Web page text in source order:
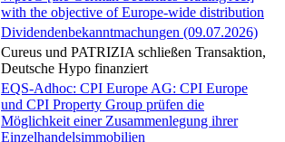
with the objective of Europe-wide distribution
Dividendenbekanntmachungen (09.07.2026)
Cureus und PATRIZIA schließen Transaktion,
Deutsche Hypo finanziert
EQS-Adhoc: CPI Europe AG: CPI Europe
und CPI Property Group prüfen die
Möglichkeit einer Zusammenlegung ihrer
Einzelhandelsimmobilien